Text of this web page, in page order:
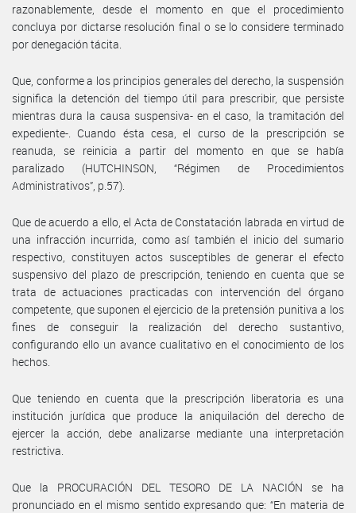
razonablemente, desde el momento en que el procedimiento
concluya por dictarse resolución final o se lo considere terminado
por denegación tácita.
Que, conforme a los principios generales del derecho, la suspensión
significa la detención del tiempo útil para prescribir, que persiste
mientras dura la causa suspensiva- en el caso, la tramitación del
expediente-. Cuando ésta cesa, el curso de la prescripción se
reanuda, se reinicia a partir del momento en que se había
paralizado (HUTCHINSON, “Régimen de Procedimientos
Administrativos”, p.57).
Que de acuerdo a ello, el Acta de Constatación labrada en virtud de
una infracción incurrida, como así también el inicio del sumario
respectivo, constituyen actos susceptibles de generar el efecto
suspensivo del plazo de prescripción, teniendo en cuenta que se
trata de actuaciones practicadas con intervención del órgano
competente, que suponen el ejercicio de la pretensión punitiva a los
fines de conseguir la realización del derecho sustantivo,
configurando ello un avance cualitativo en el conocimiento de los
hechos.
Que teniendo en cuenta que la prescripción liberatoria es una
institución jurídica que produce la aniquilación del derecho de
ejercer la acción, debe analizarse mediante una interpretación
restrictiva.
Que la PROCURACIÓN DEL TESORO DE LA NACIÓN se ha
pronunciado en el mismo sentido expresando que: “En materia de